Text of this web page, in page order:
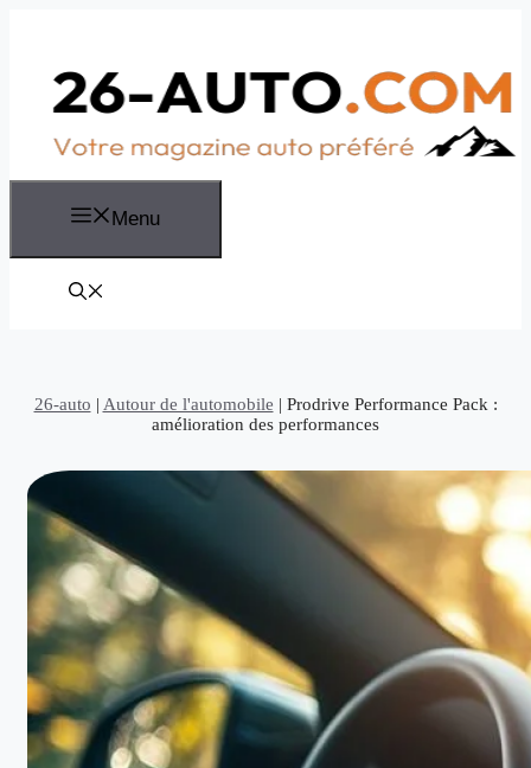
Menu
26-auto | Autour de l'automobile | Prodrive Performance Pack :
amélioration des performances